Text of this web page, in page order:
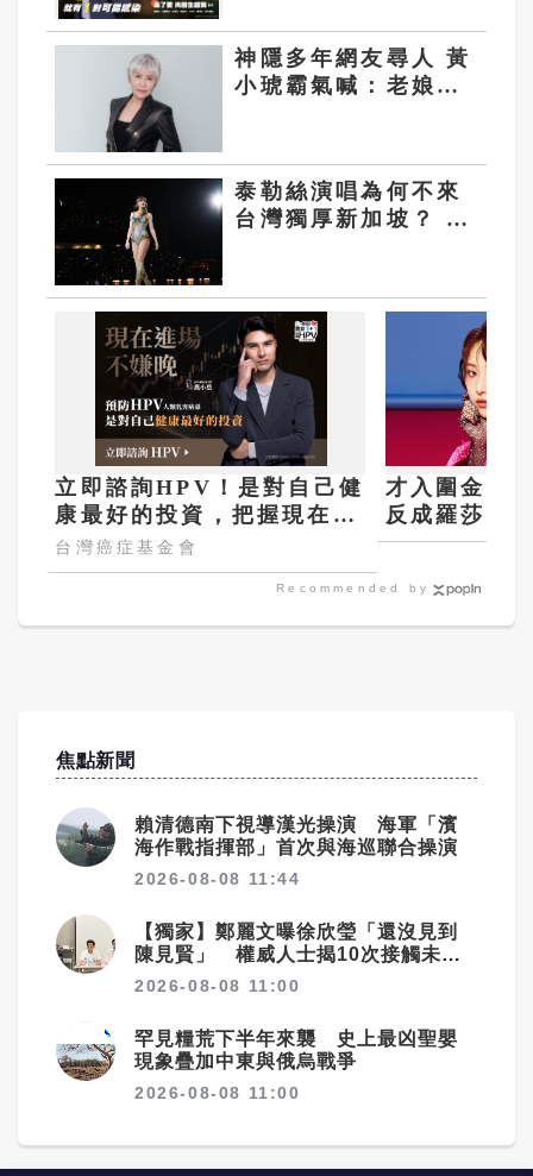
神隱多年網友尋人 黃
小琥霸氣喊：老娘沒
泰勒絲演唱為何不來
台灣獨厚新加坡？ 新
立即諮詢HPV！是對自己健
康最好的投資，把握現在不
嫌晚！
台灣癌症基金會
才入圍金曲
反成羅莎莎
機
Recommended by
焦點新聞
賴清德南下視導漢光操演 海軍「濱
海作戰指揮部」首次與海巡聯合操演
2026-08-08 11:44
【獨家】鄭麗文曝徐欣瑩「還沒見到
陳見賢」 權威人士揭10次接觸未
果：整合最後一哩路
2026-08-08 11:00
罕見糧荒下半年來襲 史上最凶聖嬰
現象疊加中東與俄烏戰爭
2026-08-08 11:00